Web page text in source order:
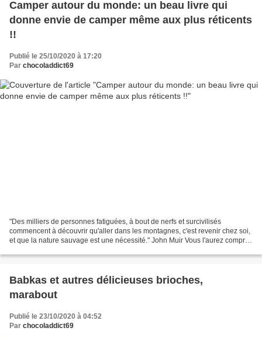
Camper autour du monde: un beau livre qui
donne envie de camper même aux plus réticents
!!
Publié le 25/10/2020 à 17:20
Par chocoladdict69
"Des milliers de personnes fatiguées, à bout de nerfs et surcivilisés
commencent à découvrir qu'aller dans les montagnes, c'est revenir chez soi,
et que la nature sauvage est une nécessité." John Muir Vous l'aurez compris
Babkas et autres délicieuses brioches,
marabout
Publié le 23/10/2020 à 04:52
Par chocoladdict69